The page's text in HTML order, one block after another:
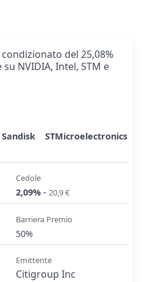
del 25,08%
NVIDIA, Intel, STM e
Sandisk
STMicroelectronics
Cedole
2,09% - 20,9 €
Barriera Premio
50%
Emittente
Citigroup Inc